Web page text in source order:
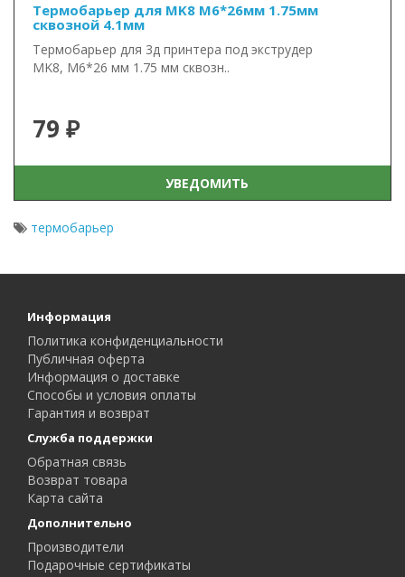
Термобарьер для MK8 М6*26мм 1.75мм
сквозной 4.1мм
Термобарьер для 3д принтера под экструдер
MK8, М6*26 мм 1.75 мм сквозн..
79 ₽
УВЕДОМИТЬ
термобарьер
Информация
Политика конфиденциальности
Публичная оферта
Информация о доставке
Способы и условия оплаты
Гарантия и возврат
Служба поддержки
Обратная связь
Возврат товара
Карта сайта
Дополнительно
Производители
Подарочные сертификаты